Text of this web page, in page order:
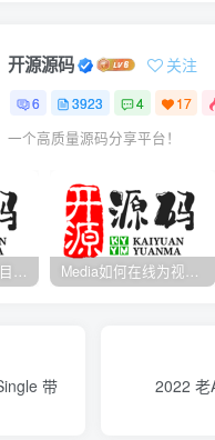
开源源码 关注
6 3923 4 17
一个高质量源码分享平台！
拼多多一折赔付项目是怎么操作的？ Media如何在线为视频自动添加字幕？
带
2022 老